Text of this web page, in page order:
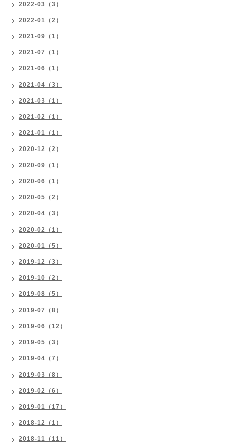
2022-03（3）
2022-01（2）
2021-09（1）
2021-07（1）
2021-06（1）
2021-04（3）
2021-03（1）
2021-02（1）
2021-01（1）
2020-12（2）
2020-09（1）
2020-06（1）
2020-05（2）
2020-04（3）
2020-02（1）
2020-01（5）
2019-12（3）
2019-10（2）
2019-08（5）
2019-07（8）
2019-06（12）
2019-05（3）
2019-04（7）
2019-03（8）
2019-02（6）
2019-01（17）
2018-12（1）
2018-11（11）